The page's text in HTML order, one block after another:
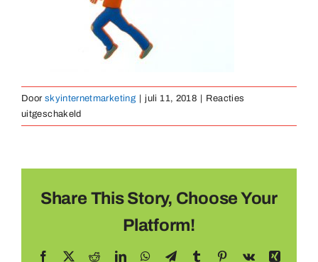
Door skyinternetmarketing juli 11, 2018
Reacties
uitgeschakeldvoor
sleutelhanger-
Share This Story, Choose Your
Platform!
Facebook RedditLinkedInWhatsApp
TelegramTumblr Pinterest
Vk
Xing